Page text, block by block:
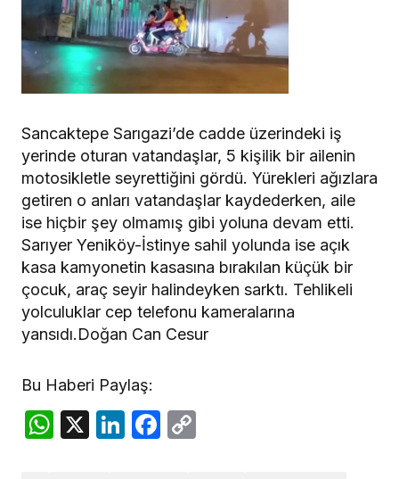
Sancaktepe Sarıgazi’de cadde üzerindeki iş
yerinde oturan vatandaşlar, 5 kişilik bir ailenin
motosikletle seyrettiğini gördü. Yürekleri ağızlara
getiren o anları vatandaşlar kaydederken, aile
ise hiçbir şey olmamış gibi yoluna devam etti.
Sarıyer Yeniköy-İstinye sahil yolunda ise açık
kasa kamyonetin kasasına bırakılan küçük bir
çocuk, araç seyir halindeyken sarktı. Tehlikeli
yolculuklar cep telefonu kameralarına
yansıdı.Doğan Can Cesur
Bu Haberi Paylaş:
WhatsApp
X LinkedIn
Facebook